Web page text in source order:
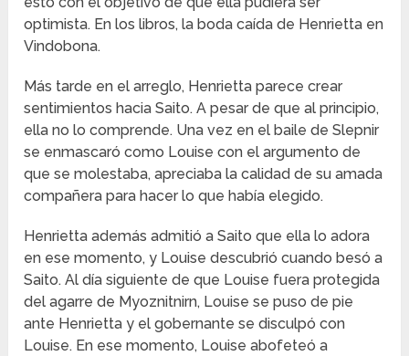
optimista. En los libros, la boda caída de Henrietta en
Vindobona.
Más tarde en el arreglo, Henrietta parece crear
sentimientos hacia Saito. A pesar de que al principio,
ella no lo comprende. Una vez en el baile de Slepnir
se enmascaró como Louise con el argumento de
que se molestaba, apreciaba la calidad de su amada
compañera para hacer lo que había elegido.
Henrietta además admitió a Saito que ella lo adora
en ese momento, y Louise descubrió cuando besó a
Saito. Al día siguiente de que Louise fuera protegida
del agarre de Myoznitnirn, Louise se puso de pie
ante Henrietta y el gobernante se disculpó con
Louise. En ese momento, Louise abofeteó a